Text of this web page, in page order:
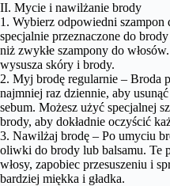
II. Mycie i nawilżanie brody
1. Wybierz odpowiedni szampon
specjalnie przeznaczone do
niż zwykłe szampony do
wysusza skóry i brody.
2. Myj brodę regularnie – Broda
najmniej raz dziennie, aby
sebum. Możesz użyć specjalnej
brody, aby dokładnie oczyścić
3. Nawilżaj brodę – Po umyciu
oliwki do brody lub balsamu. Te
włosy, zapobiec przesuszeniu i
bardziej miękka i gładka.